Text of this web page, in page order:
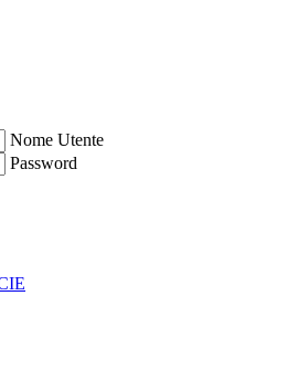
Nome Utente
Password